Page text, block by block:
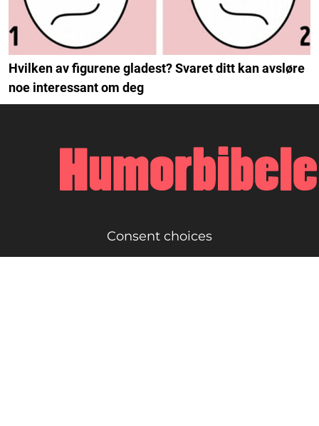
Hvilken av figurene gladest? Svaret ditt kan avsløre
noe interessant om deg
Consent choices